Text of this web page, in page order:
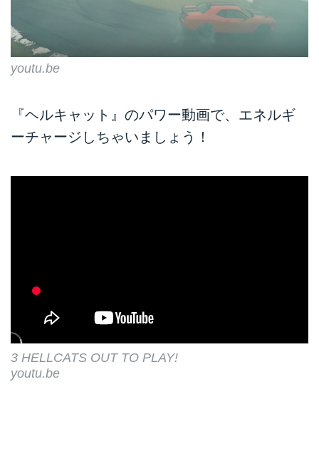
youtu.be
『ヘルキャット』のパワー動画で、エネルギ
ーチャージしちゃいましょう！
3 HELLCATS OUT TO PLAY!
youtu.be